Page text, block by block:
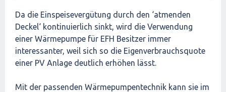
Da die Einspeisevergütung durch den ‘atmenden
Deckel‘ kontinuierlich sinkt, wird die Verwendung
einer Wärmepumpe für EFH Besitzer immer
interessanter, weil sich so die Eigenverbrauchsquote
einer PV Anlage deutlich erhöhen lässt.
Mit der passenden Wärmepumpentechnik kann sie im